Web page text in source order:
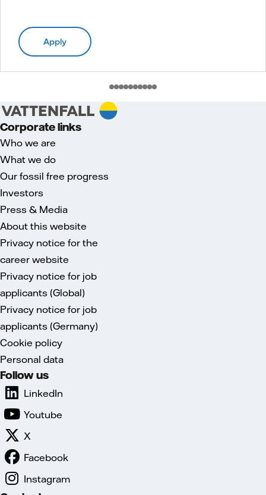
Apply
Corporate links
Who we are
What we do
Our fossil free progress
Investors
Press & Media
About this website
Privacy notice for the
career website
Privacy notice for job
applicants (Global)
Privacy notice for job
applicants (Germany)
Cookie policy
Personal data
Follow us
LinkedIn
Youtube
X
Facebook
Instagram